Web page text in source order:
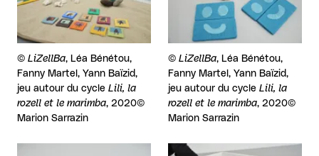
Droits réservés :
© LiZellBa, Léa Bénétou,
Fanny Martel, Yann Baïzid,
jeu autour du cycle Lili, la
rozell et le marimba, 2020©
Marion Sarrazin
Droits réservés :
© LiZellBa, Léa Bénétou,
Fanny Martel, Yann Baïzid,
jeu autour du cycle Lili, la
rozell et le marimba, 2020©
Marion Sarrazin
Agrandir